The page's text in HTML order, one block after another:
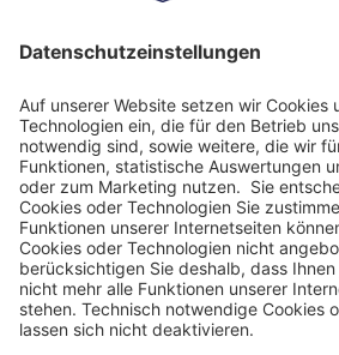
Impressum
Datenschutz
Nutzungbedingungen
Barrierefreiheit